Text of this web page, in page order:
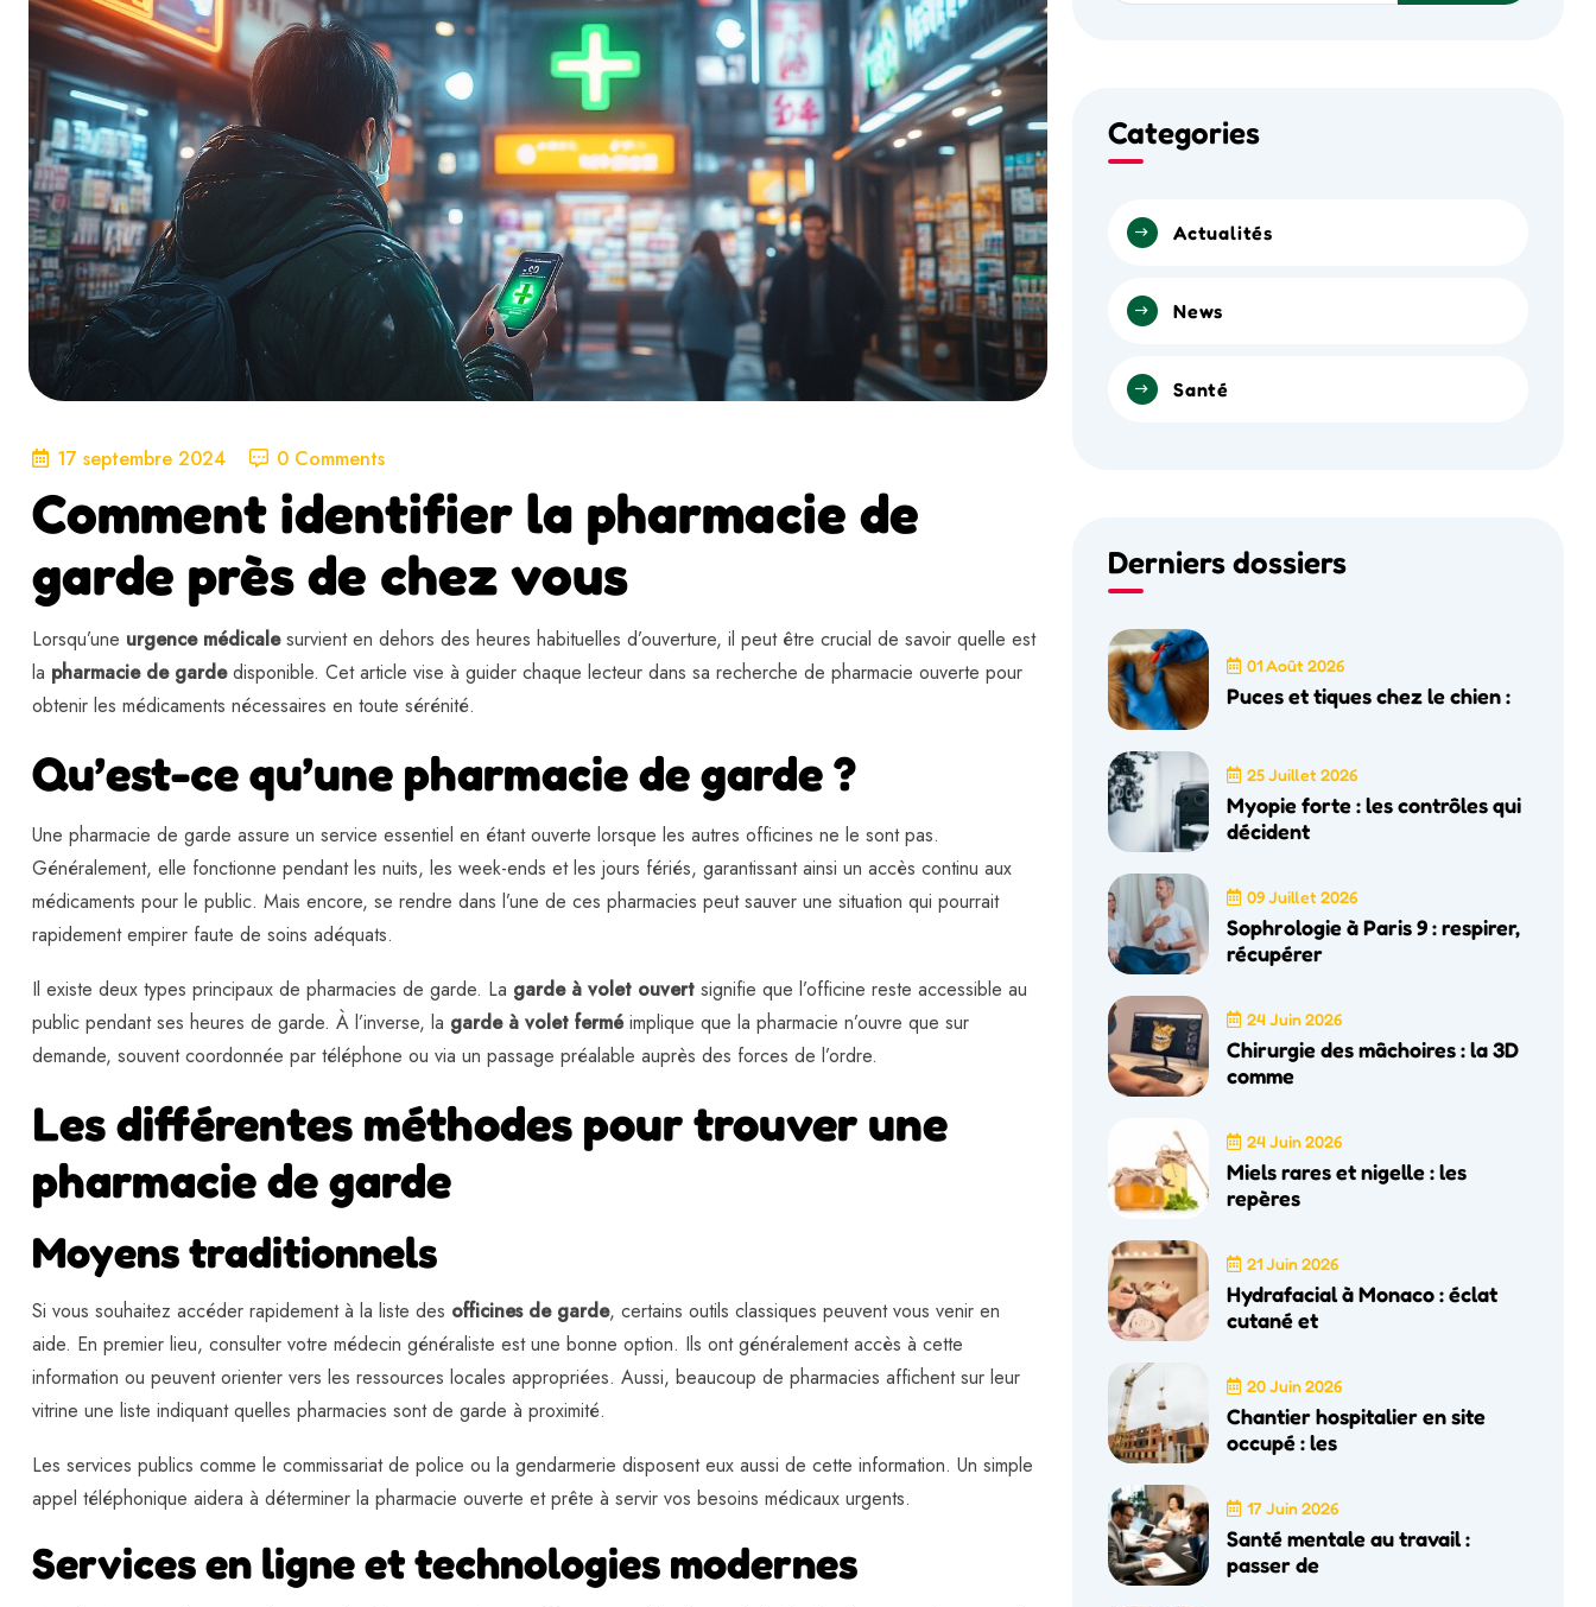
17 septembre 2024 0 Comments
Comment identifier la pharmacie de
garde près de chez vous
Lorsqu’une urgence médicalesurvient en dehors des heures habituelles d’ouverture, il peut être crucial de savoir quelle est
la pharmacie de gardedisponible. Cet article vise à guider chaque lecteur dans sa recherche de pharmacie ouverte pour
obtenir les médicaments nécessaires en toute sérénité.
Qu’est-ce qu’une pharmacie de garde ?
Une pharmacie de garde assure un service essentiel en étant ouverte lorsque les autres officines ne le sont pas.
Généralement, elle fonctionne pendant les nuits, les week-ends et les jours fériés, garantissant ainsi un accès continu aux
médicaments pour le public. Mais encore, se rendre dans l’une de ces pharmacies peut sauver une situation qui pourrait
rapidement empirer faute de soins adéquats.
Il existe deux types principaux de pharmacies de garde. La garde à volet ouvert signifie que l’officine reste accessible au
public pendant ses heures de garde. À l’inverse, la garde à volet ferméimplique que la pharmacie n’ouvre que sur
demande, souvent coordonnée par téléphone ou via un passage préalable auprès des forces de l’ordre.
Les différentes méthodes pour trouver une
pharmacie de garde
Moyens traditionnels
Si vous souhaitez accéder rapidement à la liste des officines de garde, certains outils classiques peuvent vous venir en
aide. En premier lieu, consulter votre médecin généraliste est une bonne option. Ils ont généralement accès à cette
information ou peuvent orienter vers les ressources locales appropriées. Aussi, beaucoup de pharmacies affichent sur leur
vitrine une liste indiquant quelles pharmacies sont de garde à proximité.
Les services publics comme le commissariat de police ou la gendarmerie disposent eux aussi de cette information. Un simple
appel téléphonique aidera à déterminer la pharmacie ouverte et prête à servir vos besoins médicaux urgents.
Services en ligne et technologies modernes
Categories
Actualités
News
Santé
Derniers dossiers
01 Août 2026
Puces et tiques chez le chien :
25 Juillet 2026
Myopie forte : les contrôles qui
décident
09 Juillet 2026
Sophrologie à Paris 9 : respirer,
récupérer
24 Juin 2026
Chirurgie des mâchoires : la 3D
comme
24 Juin 2026
Miels rares et nigelle : les
repères
21 Juin 2026
Hydrafacial à Monaco : éclat
cutané et
20 Juin 2026
Chantier hospitalier en site
occupé : les
17 Juin 2026
Santé mentale au travail :
passer de